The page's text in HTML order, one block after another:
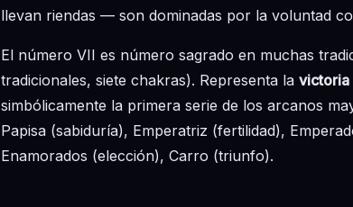
llevan riendas — son dominadas por la voluntad
El número VII es número sagrado en muchas
tradicionales, siete chakras). Representa la victoria
simbólicamente la primera serie de los arcanos
Papisa (sabiduría), Emperatriz (fertilidad),
Enamorados (elección), Carro (triunfo).